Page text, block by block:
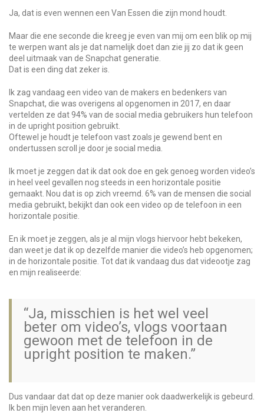
Ja, dat is even wennen een Van Essen die zijn mond houdt.
Maar die ene seconde die kreeg je even van mij om een blik op mij
te werpen want als je dat namelijk doet dan zie jij zo dat ik geen
deel uitmaak van de Snapchat generatie.
Dat is een ding dat zeker is.
Ik zag vandaag een video van de makers en bedenkers van
Snapchat, die was overigens al opgenomen in 2017, en daar
vertelden ze dat 94% van de social media gebruikers hun telefoon
in de upright position gebruikt.
Oftewel je houdt je telefoon vast zoals je gewend bent en
ondertussen scroll je door je social media.
Ik moet je zeggen dat ik dat ook doe en gek genoeg worden video’s
in heel veel gevallen nog steeds in een horizontale positie
gemaakt. Nou dat is op zich vreemd. 6% van de mensen die social
media gebruikt, bekijkt dan ook een video op de telefoon in een
horizontale positie.
En ik moet je zeggen, als je al mijn vlogs hiervoor hebt bekeken,
dan weet je dat ik op dezelfde manier die video’s heb opgenomen;
in de horizontale positie. Tot dat ik vandaag dus dat videootje zag
en mijn realiseerde:
“Ja, misschien is het wel veel
beter om video’s, vlogs voortaan
gewoon met de telefoon in de
upright position te maken.”
Dus vandaar dat dat op deze manier ook daadwerkelijk is gebeurd.
Ik ben mijn leven aan het veranderen.